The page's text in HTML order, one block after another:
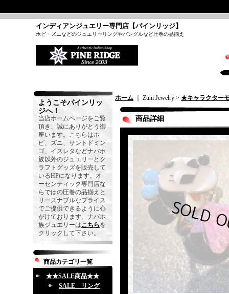
インディアンジュエリー専門店【パインリッジ】
ホピ・ズニなどのジュエリーリングやバングルなど圧巻の品揃え
ようこそパインリッ
ジへ！
当店ホームページをご覧
頂き、誠にありがとう御
座います。こちらはホ
ピ、ズニ、サントドミン
ゴ、イスレタなどナバホ
族以外のジュエリーとク
ラフトグッズを販売して
いるHPになります。オ
ーセンティック専門店な
らではの圧巻の品揃えと
リーズナブルなプライス
でご提供できるように心
がけております。ナバホ
族ジュエリーはこちらを
クリックして下さい。
商品カテゴリ一覧
★★SALE商品★★
SALE リング
ホーム ｜ Zuni Jewelry > ★キャラクター
商品詳細